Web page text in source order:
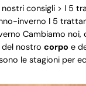
nostri consigli > I 5
inverno I 5
Cambiamo noi,
del nostro corpo e
le stagioni per